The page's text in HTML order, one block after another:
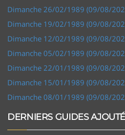
Dimanche 26/02/1989 (09/08/
Dimanche 19/02/1989 (09/08/
Dimanche 12/02/1989 (09/08/
Dimanche 05/02/1989 (09/08/
Dimanche 22/01/1989 (09/08/
Dimanche 15/01/1989 (09/08/
Dimanche 08/01/1989 (09/08/
DERNIERS GUIDES